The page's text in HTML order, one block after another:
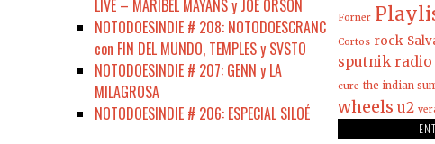
LIVE – MARIBEL MAYANS y JOE ORSON
NOTODOESINDIE # 208: NOTODOESCRANC
con FIN DEL MUNDO, TEMPLES y SVSTO
NOTODOESINDIE # 207: GENN y LA
MILAGROSA
NOTODOESINDIE # 206: ESPECIAL SILOÉ
Forner
Cortos rock
sputnik radio
cure the indian
wheels u2